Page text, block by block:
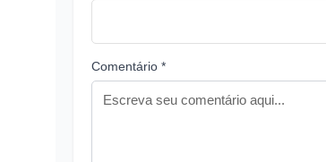
Comentário *